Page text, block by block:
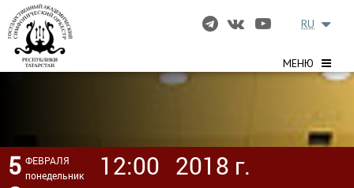
МЕНЮ
RU
5 ФЕВРАЛЯ
понедельник
12:00 2018 г.